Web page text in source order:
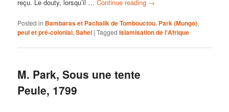
reçu. Le douty, lorsqu’il …Continue reading →
Posted in Bambaras et Pachalik de Tombouctou, Park (Mungo),
peul et pré-colonial,Sahel |Tagged Islamisation de l'Afrique
M. Park, Sous une tente
Peule, 1799